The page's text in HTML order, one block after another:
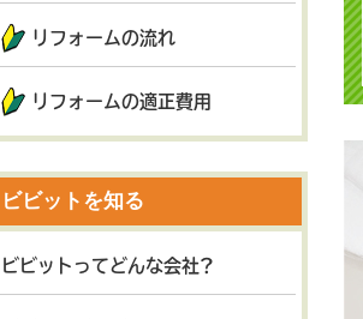
リフォームの流れ
リフォームの適正費用
ビビットを知る
ビビットってどんな会社?